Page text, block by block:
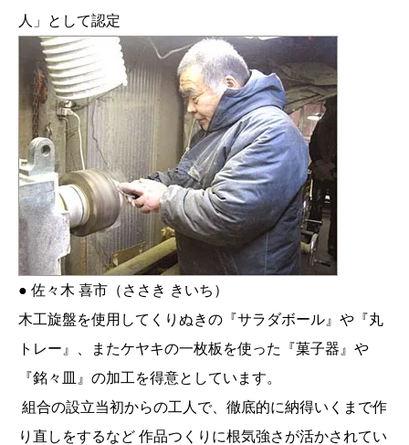
人」として認定
● 佐々木 喜市（ささき きいち）
木工旋盤を使用してくりぬきの『サラダボール』や『丸
トレー』、またケヤキの一枚板を使った『菓子器』や
『銘々皿』の加工を得意としています。
組合の設立当初からの工人で、徹底的に納得いくまで作
り直しをするなど 作品つくりに根気強さが活かされてい